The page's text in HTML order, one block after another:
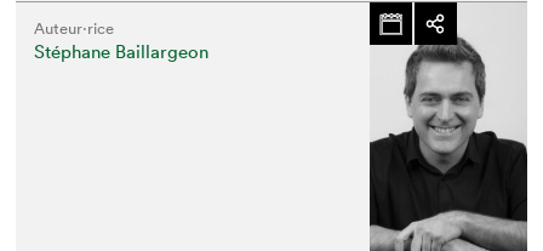
Auteur·rice
Stéphane Baillargeon